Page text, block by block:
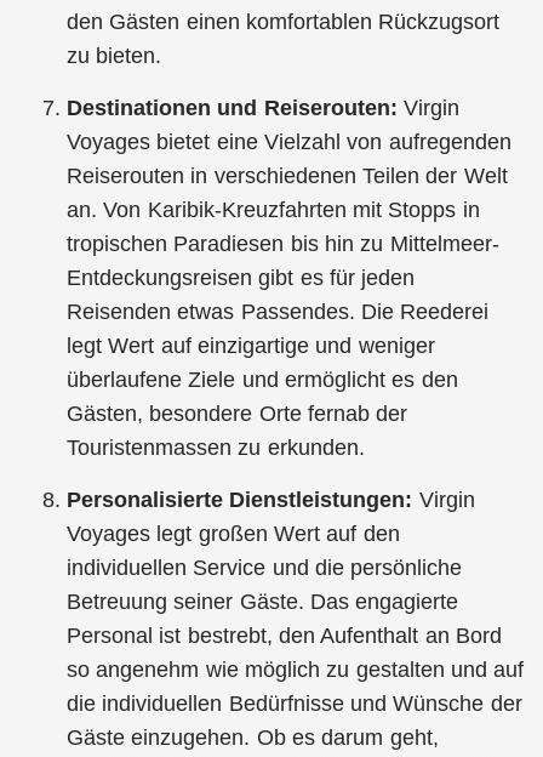
den Gästen einen komfortablen Rückzugsort
zu bieten.
Destinationen und Reiserouten: Virgin
Voyages bietet eine Vielzahl von aufregenden
Reiserouten in verschiedenen Teilen der Welt
an. Von Karibik-Kreuzfahrten mit Stopps in
tropischen Paradiesen bis hin zu Mittelmeer-
Entdeckungsreisen gibt es für jeden
Reisenden etwas Passendes. Die Reederei
legt Wert auf einzigartige und weniger
überlaufene Ziele und ermöglicht es den
Gästen, besondere Orte fernab der
Touristenmassen zu erkunden.
Personalisierte Dienstleistungen: Virgin
Voyages legt großen Wert auf den
individuellen Service und die persönliche
Betreuung seiner Gäste. Das engagierte
Personal ist bestrebt, den Aufenthalt an Bord
so angenehm wie möglich zu gestalten und auf
die individuellen Bedürfnisse und Wünsche der
Gäste einzugehen. Ob es darum geht,